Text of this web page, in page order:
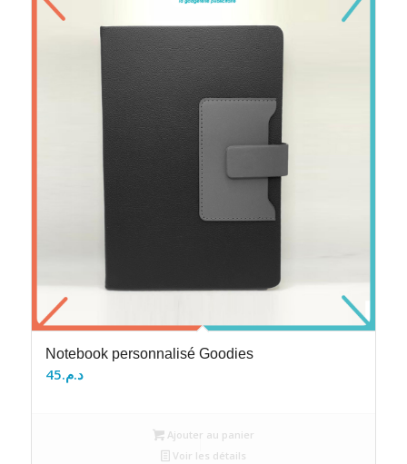
Notebook personnalisé Goodies
د.م.45
Ajouter au panier
Voir les détails